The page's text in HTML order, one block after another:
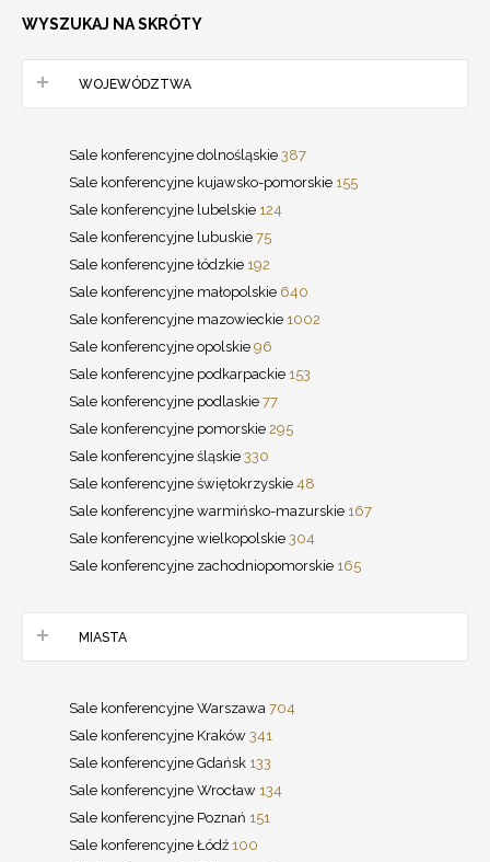
WYSZUKAJ NA SKRÓTY
WOJEWÓDZTWA
Sale konferencyjne dolnośląskie 387
Sale konferencyjne kujawsko-pomorskie 155
Sale konferencyjne lubelskie 124
Sale konferencyjne lubuskie 75
Sale konferencyjne łódzkie 192
Sale konferencyjne małopolskie 640
Sale konferencyjne mazowieckie 1002
Sale konferencyjne opolskie 96
Sale konferencyjne podkarpackie 153
Sale konferencyjne podlaskie 77
Sale konferencyjne pomorskie 295
Sale konferencyjne śląskie 330
Sale konferencyjne świętokrzyskie 48
Sale konferencyjne warmińsko-mazurskie 167
Sale konferencyjne wielkopolskie 304
Sale konferencyjne zachodniopomorskie 165
MIASTA
Sale konferencyjne Warszawa 704
Sale konferencyjne Kraków 341
Sale konferencyjne Gdańsk 133
Sale konferencyjne Wrocław 134
Sale konferencyjne Poznań 151
Sale konferencyjne Łódź 100